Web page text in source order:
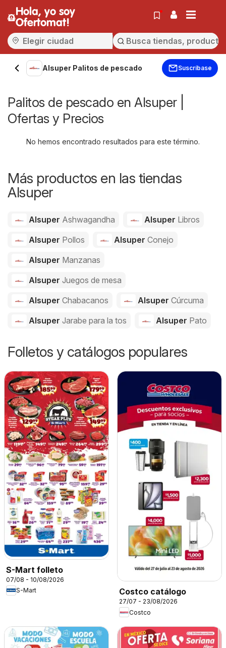
Hola, yo soy
Ofertomat!
Alsuper Palitos de pescado Suscríbase
Palitos de pescado en Alsuper |
Ofertas y Precios
No hemos encontrado resultados para este término.
Más productos en las tiendas
Alsuper
Alsuper Ashwagandha Alsuper Libros
Alsuper Pollos Alsuper Conejo
Alsuper Manzanas
Alsuper Juegos de mesa
Alsuper Chabacanos Alsuper Cúrcuma
Alsuper Jarabe para la tos Alsuper Pato
Folletos y catálogos populares
S-Mart folleto
07/08 - 10/08/2026
S-Mart
Costco catálogo
27/07 - 23/08/2026
Costco